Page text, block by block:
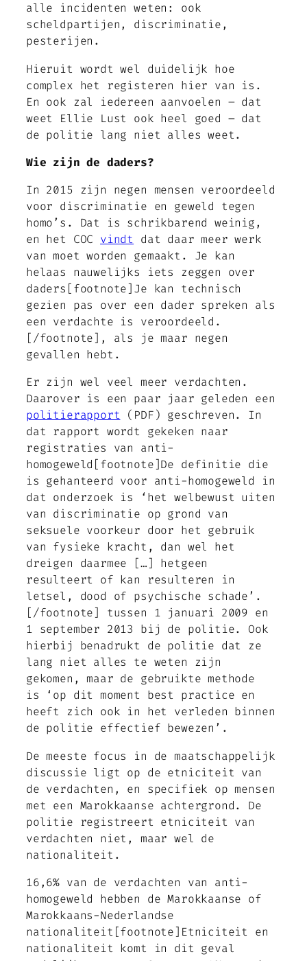
alle incidenten weten: ook
scheldpartijen, discriminatie,
pesterijen.
Hieruit wordt wel duidelijk hoe
complex het registeren hier van is.
En ook zal iedereen aanvoelen – dat
weet Ellie Lust ook heel goed – dat
de politie lang niet alles weet.
Wie zijn de daders?
In 2015 zijn negen mensen veroordeeld
voor discriminatie en geweld tegen
homo’s. Dat is schrikbarend weinig,
en het COC vindt
dat daar meer werk
van moet worden gemaakt. Je kan
helaas nauwelijks iets zeggen over
daders[footnote]Je kan technisch
gezien pas over een dader spreken als
een verdachte is veroordeeld.
[/footnote], als je maar negen
gevallen hebt.
Er zijn wel veel meer verdachten.
Daarover is een paar jaar geleden een
politierapport (PDF) geschreven. In
dat rapport wordt gekeken naar
registraties van anti-
homogeweld[footnote]De definitie die
is gehanteerd voor anti-homogeweld in
dat onderzoek is ‘het welbewust uiten
van discriminatie op grond van
seksuele voorkeur door het gebruik
van fysieke kracht, dan wel het
dreigen daarmee […] hetgeen
resulteert of kan resulteren in
letsel, dood of psychische schade’.
[/footnote] tussen 1 januari 2009 en
1 september 2013 bij de politie. Ook
hierbij benadrukt de politie dat ze
lang niet alles te weten zijn
gekomen, maar de gebruikte methode
is ‘op dit moment best practice en
heeft zich ook in het verleden binnen
de politie effectief bewezen’.
De meeste focus in de maatschappelijk
discussie ligt op de etniciteit van
de verdachten, en specifiek op mensen
met een Marokkaanse achtergrond. De
politie registreert etniciteit van
verdachten niet, maar wel de
nationaliteit.
16,6% van de verdachten van anti-
homogeweld hebben de Marokkaanse of
Marokkaans-Nederlandse
nationaliteit[footnote]Etniciteit en
nationaliteit komt in dit geval